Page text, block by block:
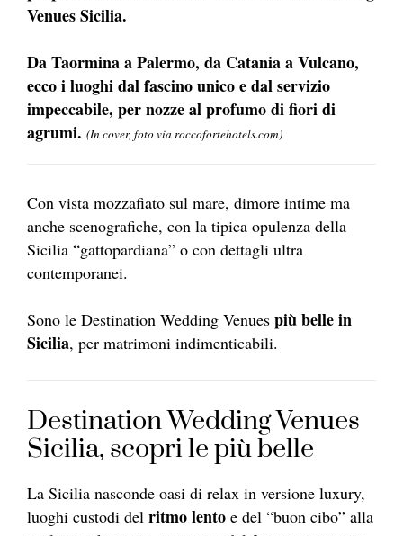
Venues Sicilia.
Da Taormina a Palermo, da Catania a Vulcano,
ecco i luoghi dal fascino unico e dal servizio
impeccabile, per nozze al profumo di fiori di
agrumi. (In cover, foto via roccofortehotels.com)
Con vista mozzafiato sul mare, dimore intime ma
anche scenografiche, con la tipica opulenza della
Sicilia “gattopardiana” o con dettagli ultra
contemporanei.
Sono le Destination Wedding Venues più belle in
Sicilia, per matrimoni indimenticabili.
Destination Wedding Venues
Sicilia, scopri le più belle
La Sicilia nasconde oasi di relax in versione luxury,
luoghi custodi del ritmo lento e del “buon cibo” alla